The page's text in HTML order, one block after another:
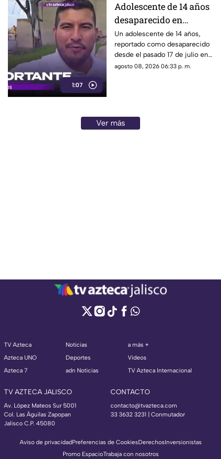
elevado gasto que han
generado.
1:07
Adolescente de 14 años
desaparecido en
Tlaquepaque es
trasladado a Jalisco
tras ser localizado en
Michoacán
Un adolescente de 14 años,
reportado como desaparecido
desde el pasado 17 de julio en
Tlaquepaque, fue localizado
agosto 08, 2026 06:33 p. m.
Ver más
TV Azteca
Azteca UNO
Azteca 7
Noticias
Deportes
adn Noticias
a más +
Videos
TV Azteca Internacional
TV AZTECA JALISCO
Av. López Mateos Sur 5001
Col. Las Águilas Zapopan
Jalisco C.P. 45080
CONTACTO
contacto@tvazteca.com
33 3632 3231 | Conmutador
Aviso de privacidadPreferencias de CookiesDerechosInversionistas
Promo EspacioTrabaja con nosotros